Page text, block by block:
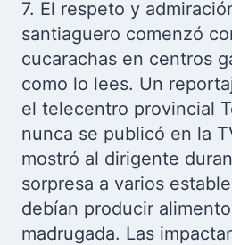
7. El respeto y
santiaguero comenzó
cucarachas en centros
como lo lees. Un
el telecentro provincial
nunca se publicó en la
mostró al dirigente
sorpresa a varios
debían producir
madrugada. Las